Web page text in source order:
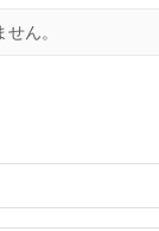
ん。